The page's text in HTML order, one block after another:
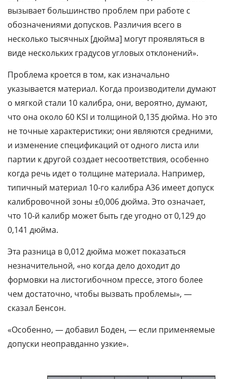
вызывает большинство проблем при работе с
обозначениями допусков. Различия всего в
несколько тысячных [дюйма] могут проявляться в
виде нескольких градусов угловых отклонений».
Проблема кроется в том, как изначально
указывается материал. Когда производители думают
о мягкой стали 10 калибра, они, вероятно, думают,
что она около 60 KSI и толщиной 0,135 дюйма. Но это
не точные характеристики; они являются средними,
и изменение спецификаций от одного листа или
партии к другой создает несоответствия, особенно
когда речь идет о толщине материала. Например,
типичный материал 10-го калибра A36 имеет допуск
калибровочной зоны ±0,006 дюйма. Это означает,
что 10-й калибр может быть где угодно от 0,129 до
0,141 дюйма.
Эта разница в 0,012 дюйма может показаться
незначительной, «но когда дело доходит до
формовки на листогибочном прессе, этого более
чем достаточно, чтобы вызвать проблемы», —
сказал Бенсон.
«Особенно, — добавил Боден, — если применяемые
допуски неоправданно узкие».